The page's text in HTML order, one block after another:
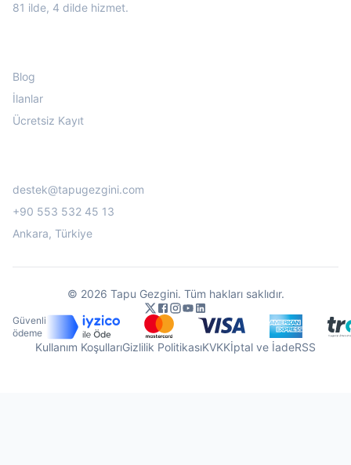
81 ilde, 4 dilde hizmet.
Blog
İlanlar
Ücretsiz Kayıt
destek@tapugezgini.com
+90 553 532 45 13
Ankara, Türkiye
© 2026 Tapu Gezgini. Tüm hakları saklıdır.
Güvenli
ödeme
Kullanım KoşullarıGizlilik PolitikasıKVKKİptal ve İadeRSS